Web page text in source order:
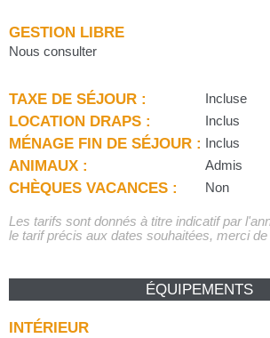
GESTION LIBRE
Nous consulter
TAXE DE SÉJOUR : Incluse
LOCATION DRAPS : Inclus
MÉNAGE FIN DE SÉJOUR : Inclus
ANIMAUX : Admis
CHÈQUES VACANCES : Non
Les tarifs sont donnés à titre indicatif par
le tarif précis aux dates souhaitées, merci de
ÉQUIPEMENTS
INTÉRIEUR